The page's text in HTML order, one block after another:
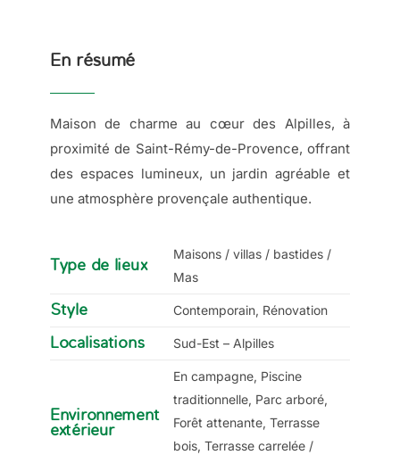
En résumé
Maison de charme au cœur des Alpilles, à
proximité de Saint-Rémy-de-Provence, offrant
des espaces lumineux, un jardin agréable et
une atmosphère provençale authentique.
Type de lieux
Maisons / villas / bastides /
Mas
Style Contemporain, Rénovation
Localisations Sud-Est – Alpilles
Environnement
extérieur
En campagne, Piscine
traditionnelle, Parc arboré,
Forêt attenante, Terrasse
bois, Terrasse carrelée /